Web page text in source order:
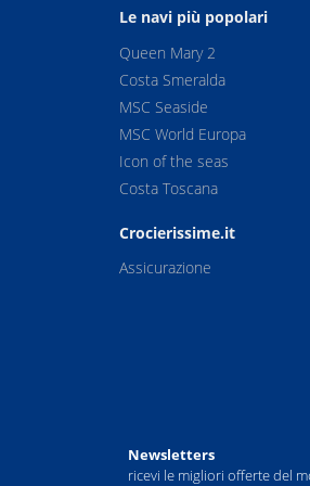
Le navi più popolari
Queen Mary 2
Costa Smeralda
MSC Seaside
MSC World Europa
Icon of the seas
Costa Toscana
Crocierissime.it
Assicurazione
Newsletters
ricevi le migliori offerte del